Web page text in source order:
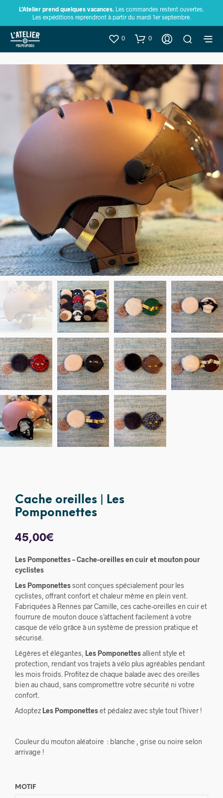
L’Atelier prend quelques vacances. Les commandes restent ouvertes.
Les expéditions reprendront à partir du mardi 1er septembre.
0 0
Cache oreilles | Les
Pomponnettes
45,00€
Les Pomponettes – Cache-oreilles en cuir et mouton pour
cyclistes
Les Pomponettessont conçues spécialement pour les
cyclistes, offrant confort et chaleur même en plein vent.
Fabriquées à Rennes par Camille, ces cache-oreilles en cuir et
fourrure de mouton douce s’attachent facilement à votre
casque de vélo grâce à un système de pression pratique et
sécurisé.
Légères et élégantes, Les Pomponettesallient style et
protection, rendant vos trajets à vélo plus agréables pendant
les mois froids. Profitez de chaque balade avec des oreilles
bien au chaud, sans compromettre votre sécurité ni votre
confort.
Adoptez Les Pomponetteset pédalez avec style tout l’hiver !
Couleur du mouton aléatoire : blanche , grise ou noire selon
arrivage !
MOTIF